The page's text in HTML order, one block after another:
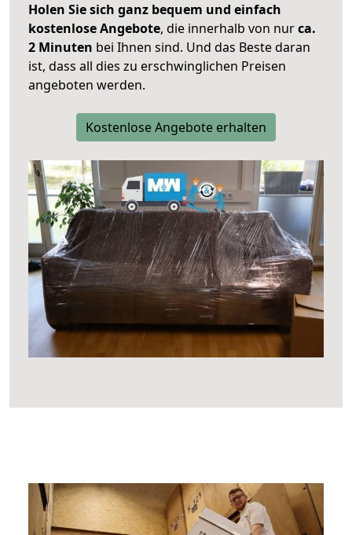
Holen Sie sich ganz bequem und einfach
kostenlose Angebote, die innerhalb von nurca.
2 Minuten bei Ihnen sind. Und das Beste daran
ist, dass all dies zu erschwinglichen Preisen
angeboten werden.
Kostenlose Angebote erhalten